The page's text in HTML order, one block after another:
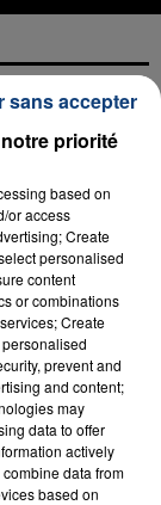
ET
avoir
trois mois
priorité
based on
or access
Create
personalised
content
or combinations
Create
prevent and
and content;
may
data to offer
actively
data from
based on
sans accepter